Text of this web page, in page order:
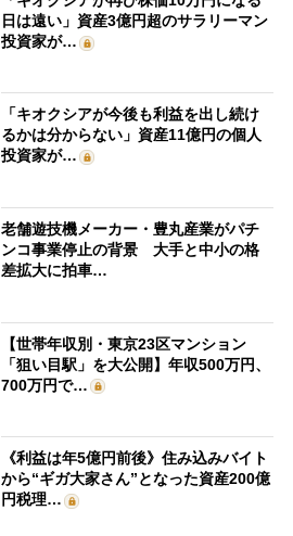
日は遠い」資産3億円超のサラリーマン
投資家が…
「キオクシアが今後も利益を出し続け
るかは分からない」資産11億円の個人
投資家が…
老舗遊技機メーカー・豊丸産業がパチ
ンコ事業停止の背景 大手と中小の格
差拡大に拍車…
【世帯年収別・東京23区マンション
「狙い目駅」を大公開】年収500万円、
700万円で…
《利益は年5億円前後》住み込みバイト
から“ギガ大家さん”となった資産200億
円税理…